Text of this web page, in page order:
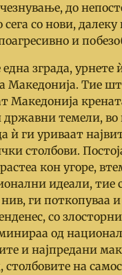
до
сега со нови,
и
зграда, урнете
Македонија. Тие
Македонија
државни темели,
ѝ ги уриваат
столбови.
кон угоре,
идеали, тие
ги поткопуваа
со
од
и најпредани
на